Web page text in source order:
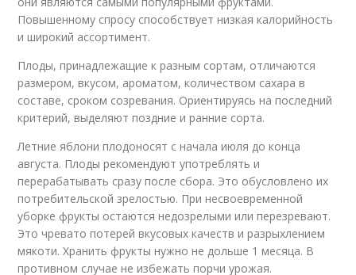
Повышенному спросу способствует низкая калорийность
и широкий ассортимент.
Плоды, принадлежащие к разным сортам, отличаются
размером, вкусом, ароматом, количеством сахара в
составе, сроком созревания. Ориентируясь на последний
критерий, выделяют поздние и ранние сорта.
Летние яблони плодоносят с начала июля до конца
августа. Плоды рекомендуют употреблять и
перерабатывать сразу после сбора. Это обусловлено их
потребительской зрелостью. При несвоевременной
уборке фрукты остаются недозрелыми или перезревают.
Это чревато потерей вкусовых качеств и разрыхлением
мякоти. Хранить фрукты нужно не дольше 1 месяца. В
противном случае не избежать порчи урожая.